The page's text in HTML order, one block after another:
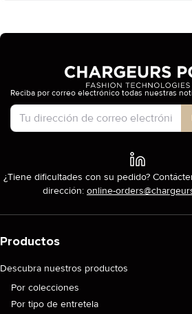
Tipo de cuenta
Reciba por correo electrónico todas nuestras
¿Tiene dificultades con su pedido?
dirección: online-
Productos
Descubra nuestros productos
Por colecciones
Por tipo de entretela